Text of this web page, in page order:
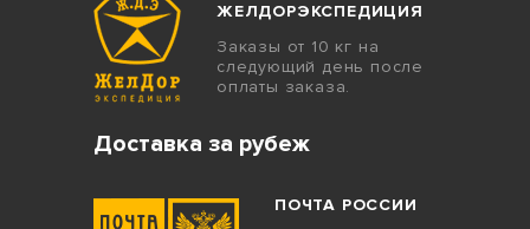
ЖЕЛДОРЭКСПЕДИЦИЯ
Заказы от 10 кг на
следующий день после
оплаты заказа.
Доставка за рубеж
ПОЧТА РОССИИ